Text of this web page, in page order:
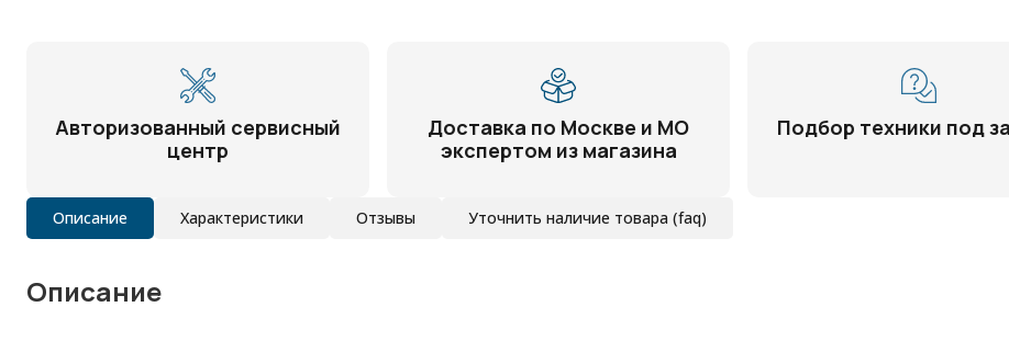
Авторизованный сервисный
центр
Доставка по Москве и МО
экспертом из магазина
Подбор техники под
Описание Характеристики Отзывы Уточнить наличие товара (faq)
Описание